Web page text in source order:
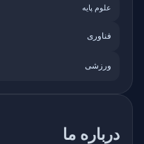
علوم پایه
فناوری
ورزشی
درباره ما